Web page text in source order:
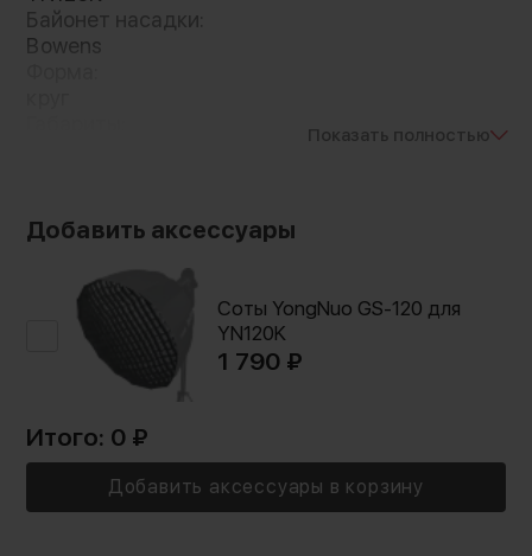
Байонет насадки:
Bowens
Показать полностью
Добавить аксессуары
Соты YongNuo GS-120 для
YN120K
1 790 ₽
Итого: 0 ₽
Добавить аксессуары в корзину